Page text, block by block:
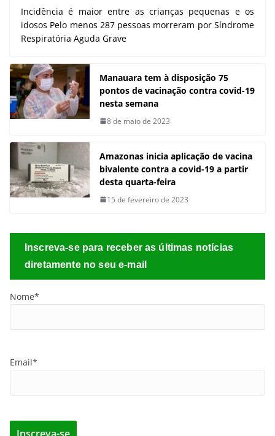
Incidência é maior entre as crianças pequenas e os
idosos Pelo menos 287 pessoas morreram por Síndrome
Respiratória Aguda Grave
Manauara tem à disposição 75
pontos de vacinação contra covid-19
nesta semana
8 de maio de 2023
Amazonas inicia aplicação de vacina
bivalente contra a covid-19 a partir
desta quarta-feira
15 de fevereiro de 2023
Inscreva-se para receber as últimas notícias
diretamente no seu e-mail
Nome*
Email*